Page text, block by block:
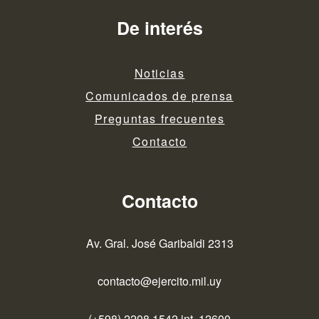
De interés
Noticias
Comunicados de prensa
Preguntas frecuentes
Contacto
Contacto
Av. Gral. José Garibaldi 2313
contacto@ejercito.mil.uy